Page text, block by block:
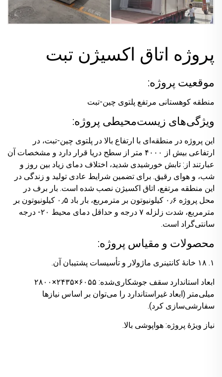
پروژه اتاق اکسیژن تبت
موقعیت پروژه:
منطقه کوهستانی مرتفع پلتوی چین-تبت
ویژگی‌های زیست‌محیطی پروژه:
این پروژه در منطقه‌ای با ارتفاع بالا در پلتوی چین-تبت، در
ارتفاعی بیش از ۴۰۰۰ متر از سطح دریا قرار دارد و مشخصات آن
عبارتند از: تابش خورشیدی شدید، اختلاف دمای زیاد بین روز و
شب، و هوای رقیق. برای تضمین شرایط عادی تولید و زندگی در
این منطقه مرتفع، اتاق اکسیژن نصب شده است. بار برف در
محل پروژه ۰٫۶ کیلونیوتون بر مترمربع، بار باد ۰٫۵ کیلونیوتون بر
مترمربع، شدت زلزله ۷ درجه و حداقل دمای محیط ۲۰- درجه
سانتی‌گراد است.
محصولات و مقیاس پروژه:
۱. ۱۸ خانهٔ کانتینری ماژولار و تأسیسات پشتیبان آن.
ابعاد استاندارد سقف جوشکاری‌شده: ۶۰۵۵×۲۴۳۵×۲۸۰۰
میلی‌متر (ابعاد غیراستاندارد را می‌توان بر اساس نیازها
سفارشی‌سازی کرد).
نیاز ویژهٔ پروژه: هواپوشی بالا.